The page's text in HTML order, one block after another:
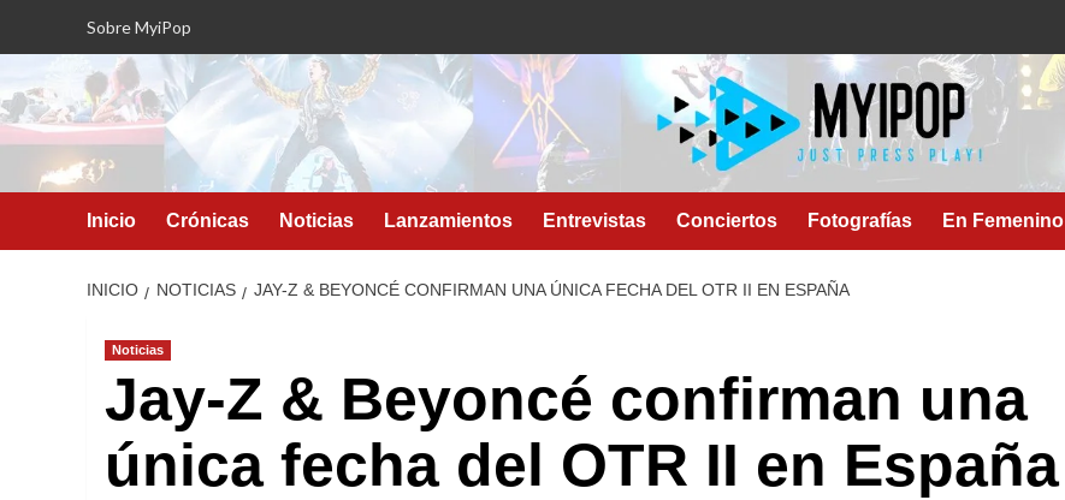
Sobre MyiPop
Inicio Crónicas Noticias Lanzamientos Entrevistas Conciertos Fotografías En Femenino
INICIO NOTICIAS JAY-Z & BEYONCÉ CONFIRMAN UNA ÚNICA FECHA DEL OTR II EN ESPAÑA
Noticias
Jay-Z & Beyoncé confirman una
única fecha del OTR II en España